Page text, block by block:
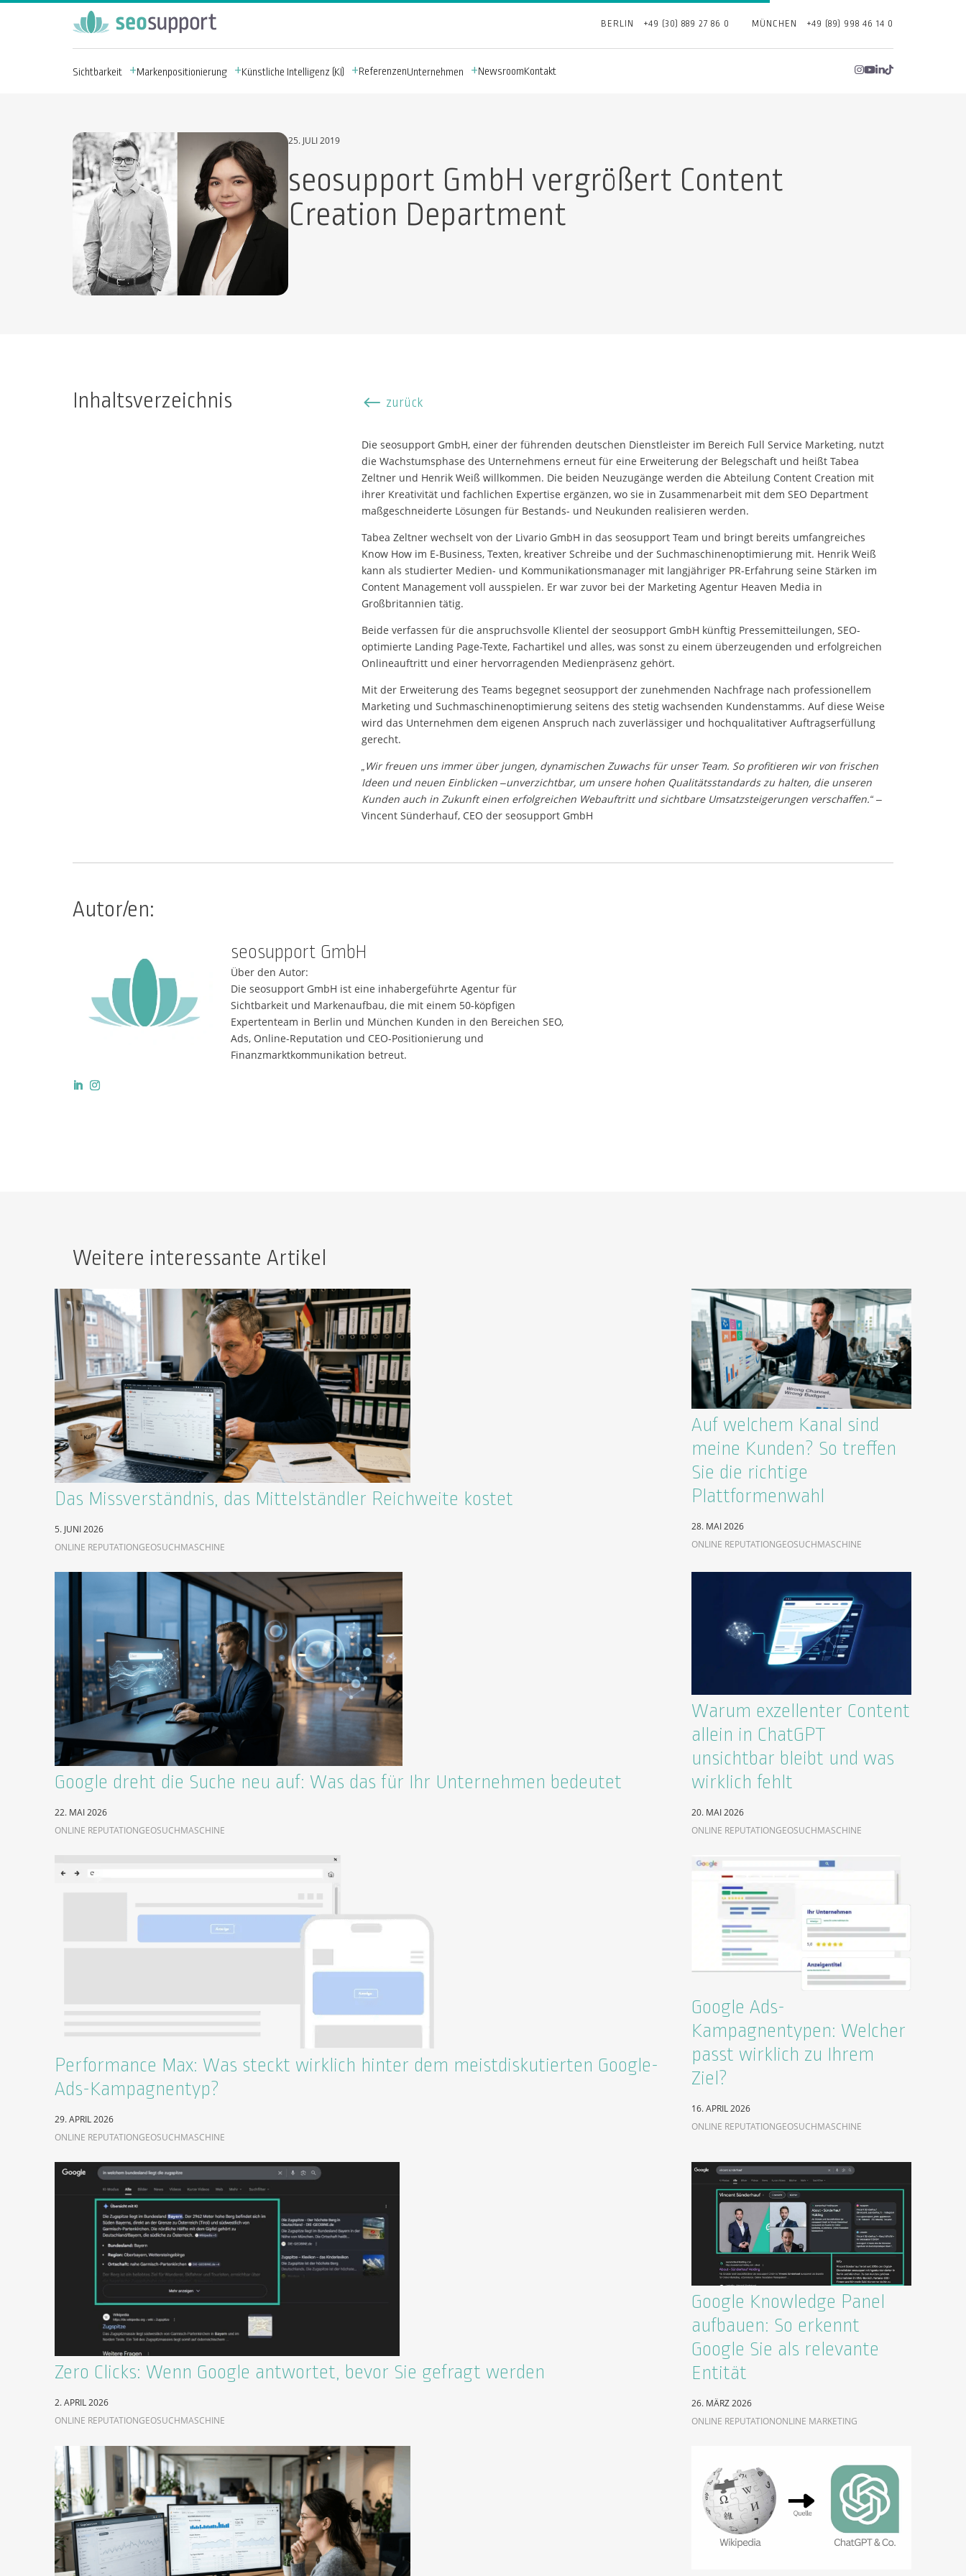
BERLIN +49 (30) 889 27 86 0 MÜNCHEN +49 (89) 998 46 14 0
Sichtbarkeit Markenpositionierung Künstliche Intelligenz (KI) ReferenzenUnternehmen NewsroomKontakt
25. JULI 2019
seosupport GmbH vergrößert Content
Creation Department
Inhaltsverzeichnis # zurück
Die seosupport GmbH, einer der führenden deutschen Dienstleister im Bereich Full Service Marketing, nutzt
die Wachstumsphase des Unternehmens erneut für eine Erweiterung der Belegschaft und heißt Tabea
Zeltner und Henrik Weiß willkommen. Die beiden Neuzugänge werden die Abteilung Content Creation mit
ihrer Kreativität und fachlichen Expertise ergänzen, wo sie in Zusammenarbeit mit dem SEO Department
maßgeschneiderte Lösungen für Bestands- und Neukunden realisieren werden.
Tabea Zeltner wechselt von der Livario GmbH in das seosupport Team und bringt bereits umfangreiches
Know How im E-Business, Texten, kreativer Schreibe und der Suchmaschinenoptimierung mit. Henrik Weiß
kann als studierter Medien- und Kommunikationsmanager mit langjähriger PR-Erfahrung seine Stärken im
Content Management voll ausspielen. Er war zuvor bei der Marketing Agentur Heaven Media in
Großbritannien tätig.
Beide verfassen für die anspruchsvolle Klientel der seosupport GmbH künftig Pressemitteilungen, SEO-
optimierte Landing Page-Texte, Fachartikel und alles, was sonst zu einem überzeugenden und erfolgreichen
Onlineauftritt und einer hervorragenden Medienpräsenz gehört.
Mit der Erweiterung des Teams begegnet seosupport der zunehmenden Nachfrage nach professionellem
Marketing und Suchmaschinenoptimierung seitens des stetig wachsenden Kundenstamms. Auf diese Weise
wird das Unternehmen dem eigenen Anspruch nach zuverlässiger und hochqualitativer Auftragserfüllung
gerecht.
„Wir freuen uns immer über jungen, dynamischen Zuwachs für unser Team. So profitieren wir von frischen
Ideen und neuen Einblicken –unverzichtbar, um unsere hohen Qualitätsstandards zu halten, die unseren
Kunden auch in Zukunft einen erfolgreichen Webauftritt und sichtbare Umsatzsteigerungen verschaffen.“–
Vincent Sünderhauf, CEO der seosupport GmbH
Autor/en:
seosupport GmbH
Über den Autor:
Die seosupport GmbH ist eine inhabergeführte Agentur für
Sichtbarkeit und Markenaufbau, die mit einem 50-köpfigen
Expertenteam in Berlin und München Kunden in den Bereichen SEO,
Ads, Online-Reputation und CEO-Positionierung und
Finanzmarktkommunikation betreut.
Weitere interessante Artikel
Das Missverständnis, das Mittelständler Reichweite kostet
5. JUNI 2026
ONLINE REPUTATIONGEOSUCHMASCHINE
Auf welchem Kanal sind
meine Kunden? So treffen
Sie die richtige
Plattformenwahl
28. MAI 2026
ONLINE REPUTATIONGEOSUCHMASCHINE
Google dreht die Suche neu auf: Was das für Ihr Unternehmen bedeutet
22. MAI 2026
ONLINE REPUTATIONGEOSUCHMASCHINE
Warum exzellenter Content
allein in ChatGPT
unsichtbar bleibt und was
wirklich fehlt
20. MAI 2026
ONLINE REPUTATIONGEOSUCHMASCHINE
Performance Max: Was steckt wirklich hinter dem meistdiskutierten Google-
Ads-Kampagnentyp?
29. APRIL 2026
ONLINE REPUTATIONGEOSUCHMASCHINE
Google Ads-
Kampagnentypen: Welcher
passt wirklich zu Ihrem
Ziel?
16. APRIL 2026
ONLINE REPUTATIONGEOSUCHMASCHINE
Zero Clicks: Wenn Google antwortet, bevor Sie gefragt werden
2. APRIL 2026
ONLINE REPUTATIONGEOSUCHMASCHINE
Google Knowledge Panel
aufbauen: So erkennt
Google Sie als relevante
Entität
26. MÄRZ 2026
ONLINE REPUTATIONONLINE MARKETING